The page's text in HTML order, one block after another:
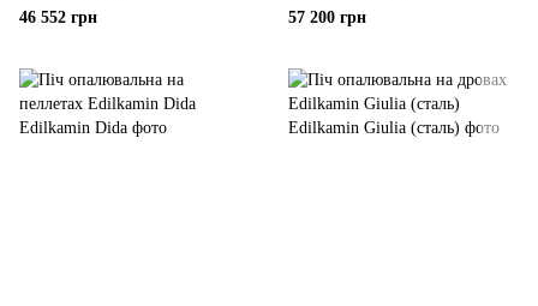
46 552 грн
57 200 грн